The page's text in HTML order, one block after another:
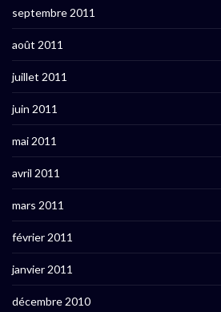
septembre 2011
août 2011
juillet 2011
juin 2011
mai 2011
avril 2011
mars 2011
février 2011
janvier 2011
décembre 2010